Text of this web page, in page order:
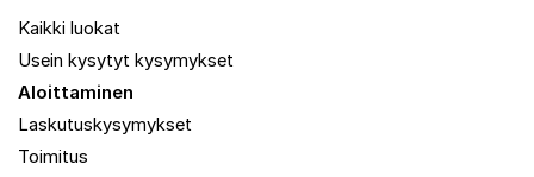
Kaikki luokat
Usein kysytyt kysymykset
Aloittaminen
Laskutuskysymykset
Toimitus